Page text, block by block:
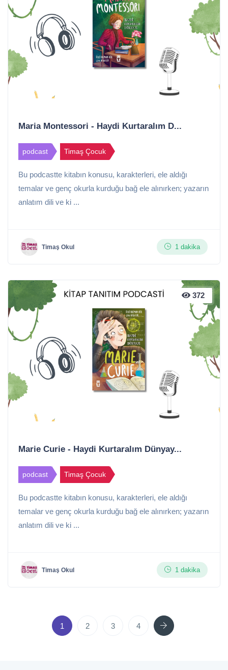
Maria Montessori - Haydi Kurtaralım D...
podcast Timaş Çocuk
Bu podcastte kitabın konusu, karakterleri, ele aldığı
temalar ve genç okurla kurduğu bağ ele alınırken; yazarın
anlatım dili ve ki ...
Timaş Okul 1 dakika
372
Marie Curie - Haydi Kurtaralım Dünyay...
podcast Timaş Çocuk
Bu podcastte kitabın konusu, karakterleri, ele aldığı
temalar ve genç okurla kurduğu bağ ele alınırken; yazarın
anlatım dili ve ki ...
Timaş Okul 1 dakika
1 2 3 4 Next